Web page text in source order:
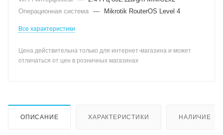
Операционная система — Mikrotik RouterOS Level 4
Все характеристики
Цена действительна только для интернет-магазина и может
отличаться от цен в розничных магазинах
ОПИСАНИЕ ХАРАКТЕРИСТИКИ НАЛИЧИЕ